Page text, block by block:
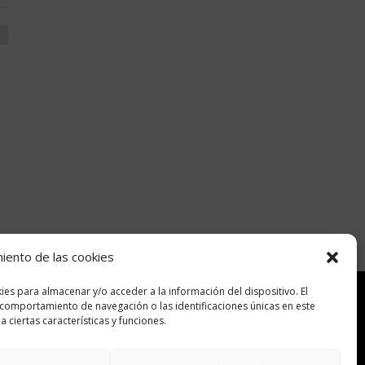
de las cookies
para almacenar y/o acceder a la información del dispositivo. El
de navegación o las identificaciones únicas en este
ciertas características y funciones.
Encuéntranos en: